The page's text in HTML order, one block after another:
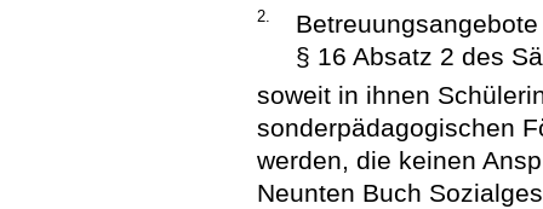
2.
§ 16 Absatz 2 des
soweit in ihnen
sonderpädagogischen
werden, die keinen
Neunten Buch